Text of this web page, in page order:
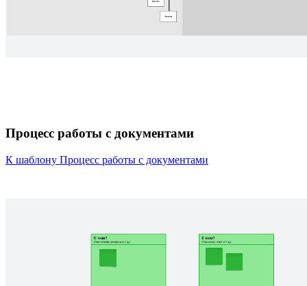
Процесс работы с документами
К шаблону Процесс работы с документами